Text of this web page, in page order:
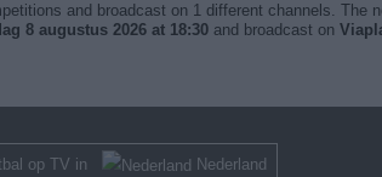
and broadcast on 1 different channels. The
8 augustus 2026 at 18:30and broadcast on
op TV in Nederland